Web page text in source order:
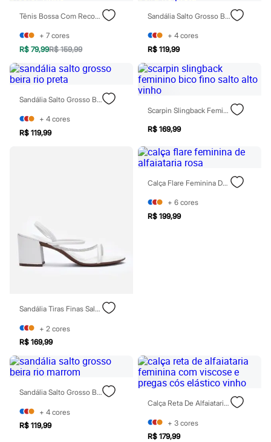
Sawary
Yessica
Acessórios
Blusas
Calçados
Leggings
Shorts e Bermudas
Moda íntima
Calcinhas
Cintas e Modeladores
Meias
Plus size
Blusas e Camisetas
Calças
Casacos e Jaquetas
Jeans
Masculino
Dia dos Pais
Inverno
Roupas
Bermudas
Calças
Camisetas e Regatas
Casacos e Jaquetas
Jeans
Tênis Bossa Com Recortes Bicolor Vinho
+ 7 cores
R$ 79,99R$ 159,99
Sandália Salto Grosso Beira Rio Preta
+ 4 cores
R$ 119,99
Sandália Salto Grosso Beira Rio Preta
+ 4 cores
R$ 119,99
Scarpin Slingback Feminino Bico Fino Salto Alto Vinho
R$ 169,99
Sandália Tiras Finas Salto Grosso Com Brilhos Via Uno Off White
+ 2 cores
R$ 169,99
Calça Flare Feminina De Alfaiataria Rosa
+ 6 cores
R$ 199,99
Sandália Salto Grosso Beira Rio Marrom
+ 4 cores
R$ 119,99
Calça Reta De Alfaiataria Feminina Com Viscose E Pregas Cós Elástico Vinho
+ 3 cores
R$ 179,99